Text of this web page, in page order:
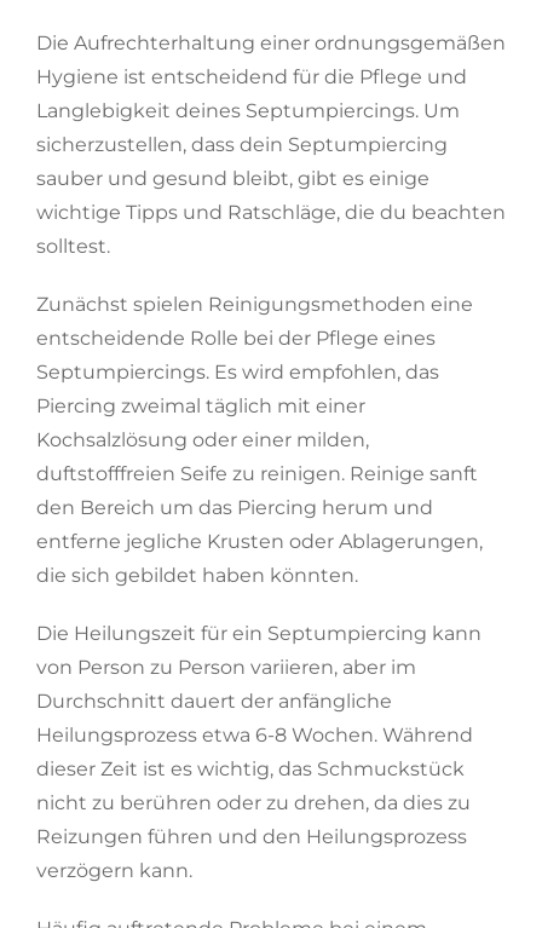
Die Aufrechterhaltung einer ordnungsgemäßen
Hygiene ist entscheidend für die Pflege und
Langlebigkeit deines Septumpiercings. Um
sicherzustellen, dass dein Septumpiercing
sauber und gesund bleibt, gibt es einige
wichtige Tipps und Ratschläge, die du beachten
solltest.
Zunächst spielen Reinigungsmethoden eine
entscheidende Rolle bei der Pflege eines
Septumpiercings. Es wird empfohlen, das
Piercing zweimal täglich mit einer
Kochsalzlösung oder einer milden,
duftstofffreien Seife zu reinigen. Reinige sanft
den Bereich um das Piercing herum und
entferne jegliche Krusten oder Ablagerungen,
die sich gebildet haben könnten.
Die Heilungszeit für ein Septumpiercing kann
von Person zu Person variieren, aber im
Durchschnitt dauert der anfängliche
Heilungsprozess etwa 6-8 Wochen. Während
dieser Zeit ist es wichtig, das Schmuckstück
nicht zu berühren oder zu drehen, da dies zu
Reizungen führen und den Heilungsprozess
verzögern kann.